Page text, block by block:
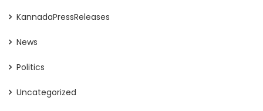
KannadaPressReleases
News
Politics
Uncategorized